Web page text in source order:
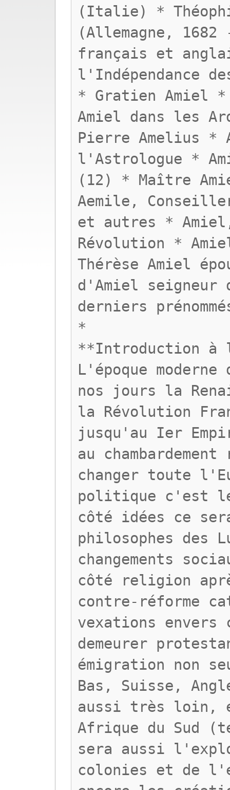
(Italie) *
(Allemagne,
français et
l'Indépendance
* Gratien Amiel *
Amiel dans les
Pierre Amelius *
l'Astrologue *
(12) * Maître
Aemile,
et autres *
Révolution *
Thérèse Amiel
d'Amiel seigneur
derniers
*
**Introduction à
L'époque
nos jours la
la Révolution
jusqu'au Ier
au
changer toute
politique c'est
côté idées ce
philosophes des
changements
côté religion
contre-réforme
vexations
demeurer
émigration non
Bas, Suisse,
aussi très loin,
Afrique du Sud
sera aussi
colonies et de